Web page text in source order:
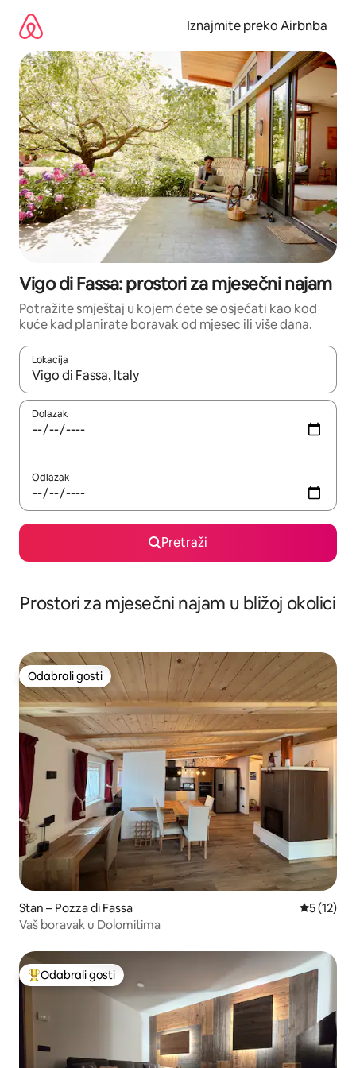
sadržaj
Iznajmite preko Airbnba
Vigo di Fassa: prostori za mjesečni najam
Potražite smještaj u kojem ćete se osjećati kao kod
kuće kad planirate boravak od mjesec ili više dana.
Lokacija
Kada budu dostupni rezultati, moći ćete ih pregledati
Dolazak
Odlazak
Pretraži
Prostori za mjesečni najam u bližoj okolici
Odabrali gosti
Odabrali gosti
Stan – Pozza di Fassa Prosječna
5 (12)
Vaš boravak u Dolomitima
Među najviše rangiranima s oznakom „Odabrali gosti”
Odabrali gosti